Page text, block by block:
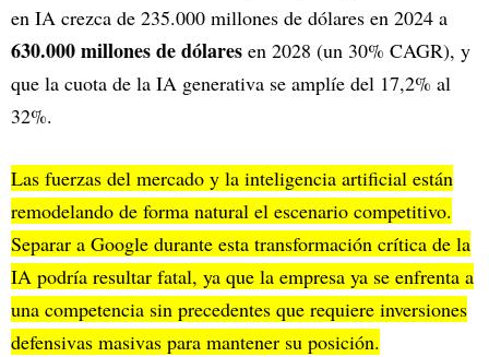
en IA crezca de 235.000 millones de dólares en 2024 a
630.000 millones de dólares en 2028 (un 30% CAGR), y
que la cuota de la IA generativa se amplíe del 17,2% al
32%.
Las fuerzas del mercado y la inteligencia artificial están
remodelando de forma natural el escenario competitivo.
Separar a Google durante esta transformación crítica de la
IA podría resultar fatal, ya que la empresa ya se enfrenta a
una competencia sin precedentes que requiere inversiones
defensivas masivas para mantener su posición.